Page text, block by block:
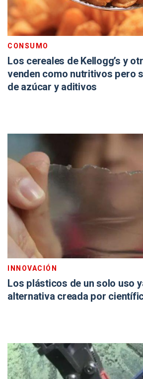
CONSUMO
Los cereales de Kellogg’s y
venden como nutritivos pero
de azúcar y aditivos
INNOVACIÓN
Los plásticos de un solo uso
alternativa creada por